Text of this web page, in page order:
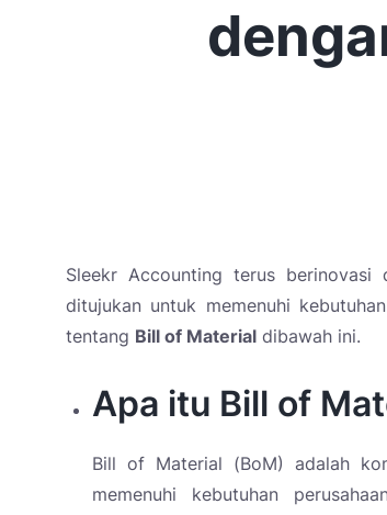
Sleekr Accounting terus
ditujukan untuk memenuhi
tentang Bill of Material dibawah ini.
Apa itu Bill of
Bill of Material (BoM) adalah
memenuhi kebutuhan